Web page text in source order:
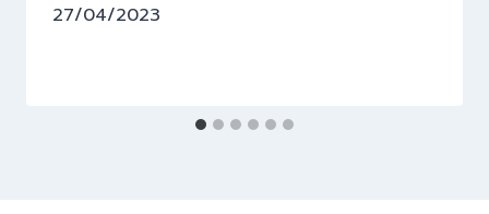
27/04/2023